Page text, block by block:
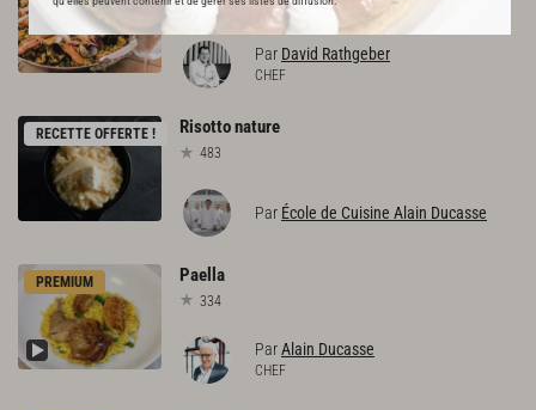
507
Par David Rathgeber
CHEF
RECETTE OFFERTE ! Risottonature
483
Par École de Cuisine Alain Ducasse
PREMIUM Paella
334
ParAlain Ducasse
CHEF